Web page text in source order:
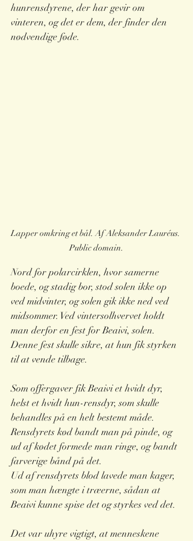
hunrensdyrene, der har gevir om
vinteren, og det er dem, der finder den
nødvendige føde.
Lapper omkring et bål. Af Aleksander Lauréus.
Public domain.
Nord for polarcirklen, hvor samerne
boede, og stadig bor, stod solen ikke op
ved midvinter, og solen gik ikke ned ved
midsommer. Ved vintersolhvervet holdt
man derfor en fest for Beaivi, solen.
Denne fest skulle sikre, at hun fik styrken
til at vende tilbage.
Som offergaver fik Beaivi et hvidt dyr,
helst et hvidt hun-rensdyr, som skulle
behandles på en helt bestemt måde.
Rensdyrets kød bandt man på pinde, og
ud af kødet formede man ringe, og bandt
farverige bånd på det.
Ud af rensdyrets blod lavede man kager,
som man hængte i træerne, sådan at
Beaivi kunne spise det og styrkes ved det.
Det var uhyre vigtigt, at menneskene